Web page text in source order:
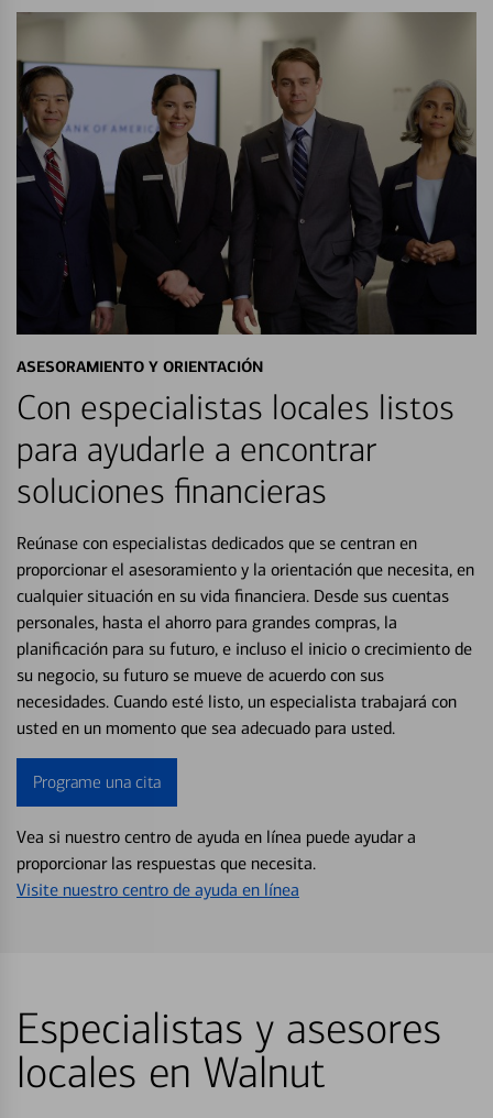
ASESORAMIENTO Y ORIENTACIÓN
Con especialistas locales listos
para ayudarle a encontrar
soluciones financieras
Reúnase con especialistas dedicados que se centran en
proporcionar el asesoramiento y la orientación que necesita, en
cualquier situación en su vida financiera. Desde sus cuentas
personales, hasta el ahorro para grandes compras, la
planificación para su futuro, e incluso el inicio o crecimiento de
su negocio, su futuro se mueve de acuerdo con sus
necesidades. Cuando esté listo, un especialista trabajará con
usted en un momento que sea adecuado para usted.
Programe una cita
Vea si nuestro centro de ayuda en línea puede ayudar a
proporcionar las respuestas que necesita.
Visite nuestro centro de ayuda en línea
Especialistas y asesores
locales en Walnut